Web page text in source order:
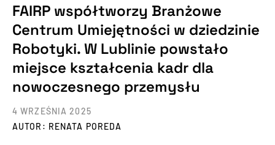
FAIRP współtworzy Branżowe
Centrum Umiejętności w dziedzinie
Robotyki. W Lublinie powstało
miejsce kształcenia kadr dla
nowoczesnego przemysłu
AUTOR: RENATA POREDA
4 WRZEŚNIA 2025